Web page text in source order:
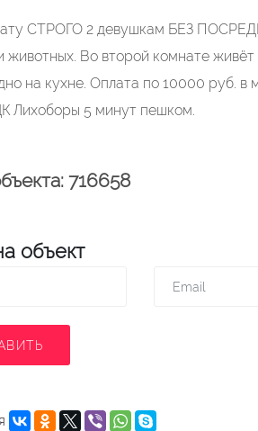
СТРОГО 2 девушкам БЕЗ
животных. Во второй комнате
на кухне. Оплата по 10000 руб.
Лихоборы 5 минут пешком.
716658
объект